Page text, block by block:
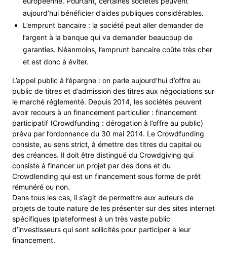
aujourd’hui bénéficier d’aides publiques considérables.
L’emprunt bancaire : la société peut aller demander de
l’argent à la banque qui va demander beaucoup de
garanties. Néanmoins, l’emprunt bancaire coûte très cher
et est donc à éviter.
L’appel public à l’épargne : on parle aujourd’hui d’offre au
public de titres et d’admission des titres aux négociations sur
le marché réglementé. Depuis 2014, les sociétés peuvent
avoir recours à un financement particulier : financement
participatif (Crowdfunding : dérogation à l’offre au public)
prévu par l’ordonnance du 30 mai 2014. Le Crowdfunding
consiste, au sens strict, à émettre des titres du capital ou
des créances. Il doit être distingué du Crowdgiving qui
consiste à financer un projet par des dons et du
Crowdlending qui est un financement sous forme de prêt
rémunéré ou non.
Dans tous les cas, il s’agit de permettre aux auteurs de
projets de toute nature de les présenter sur des sites internet
spécifiques (plateformes) à un très vaste public
d’investisseurs qui sont sollicités pour participer à leur
financement.